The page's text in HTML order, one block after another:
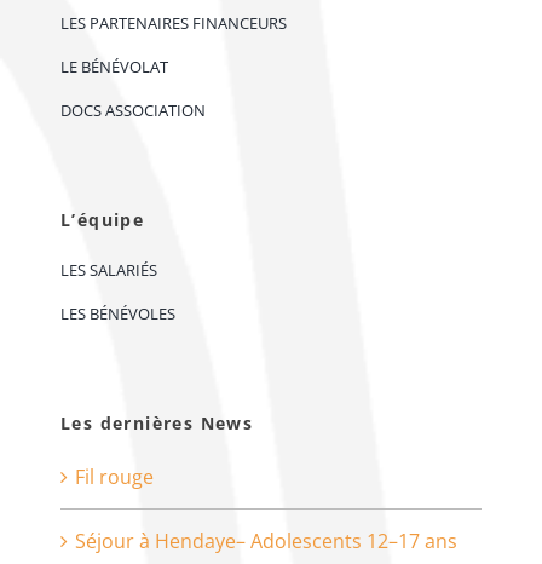
LES PARTENAIRES FINANCEURS
LE BÉNÉVOLAT
DOCS ASSOCIATION
L’équipe
LES SALARIÉS
LES BÉNÉVOLES
Les dernières News
Fil rouge
Séjour à Hendaye– Adolescents 12–17 ans